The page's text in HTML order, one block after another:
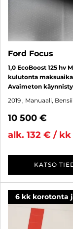
Ford Focus
1,0 EcoBoost 125 hv
kulutonta
Avaimeton
2019 , Manuaali,
10 500 €
alk. 132 € / kk
KATSO
6 kk korotonta